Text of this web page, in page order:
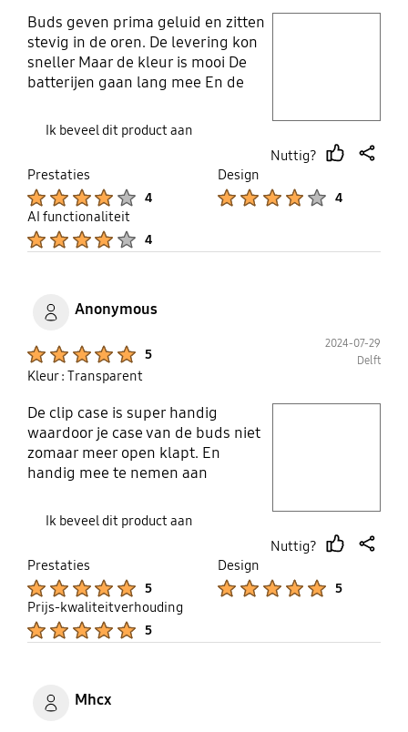
Buds geven prima geluid en zitten
stevig in de oren. De levering kon
sneller Maar de kleur is mooi De
batterijen gaan lang mee En de
zijn echter wel vrij prijzig
Ik beveel dit product aan
Nuttig?
up
Prestaties
4
Design
4
AI functionaliteit
4
Anonymous
5
2024-07-29
Delft
Kleur : Transparent
De clip case is super handig
waardoor je case van de buds niet
zomaar meer open klapt. En
handig mee te nemen aan
haak.
Ik beveel dit product aan
Nuttig?
up
Prestaties
5
Design
5
Prijs-kwaliteitverhouding
5
Mhcx